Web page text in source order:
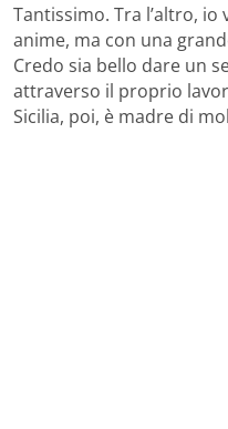
Tantissimo. Tra l’altro,
anime, ma con una
Credo sia bello dare un
attraverso il proprio
Sicilia, poi, è madre di